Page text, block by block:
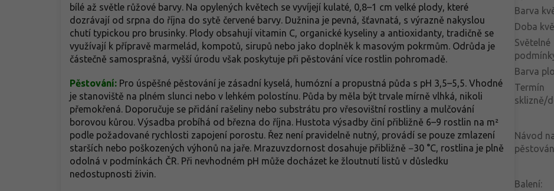
bílé až světle růžové barvy. Na opylených květech se vyvíjejí kulaté, 0,8–1 cm velké plody, které
dozrávají od srpna do října do sytě červené barvy. Dužnina je pevná, šťavnatá, s výrazně nakyslou
chutí typickou pro brusinky. Plody obsahují vitamin C, organické kyseliny a antioxidanty, tradičně se
využívají k přípravě marmelád, kompotů, sirupů nebo jako doplněk k masovým pokrmům. Odrůda je
částečně samosprašná, vyšší úrodu však poskytuje při pěstování více rostlin pohromadě.
Pěstování: Pro úspěšné pěstování je zásadní kyselá, humózní a propustná půda s pH 3,5–5,5. Vhodné
je stanoviště na plném slunci nebo v lehkém polostínu. Půda by měla být trvale mírně vlhká, nikoli
přemokřená. Doporučuje se přidání rašeliny nebo substrátu pro vřesovištní rostliny a mulčování
borovou kůrou. Výsadba probíhá od března do října. Hustota výsadby činí přibližně 6–9 rostlin na m²
podle požadované rychlosti zapojení porostu. Řez není pravidelně nutný, provádí se pouze zmlazení
starších nebo poškozených výhonů na jaře. Mrazuvzdornost dosahuje přibližně −30 °C, rostlina je plně
odolná v podmínkách ČR. Při nevhodném pH může docházet ke žloutnutí listů v důsledku
nedostupnosti živin.
Barva
Doba
Světelné
Barva
Termín
sklizně/
Návod
Balení: